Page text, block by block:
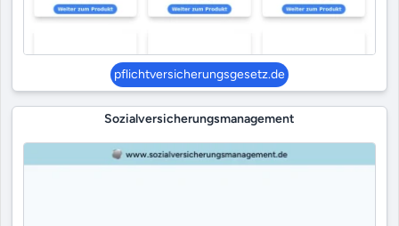
pflichtversicherungsgesetz.de
Sozialversicherungsmanagement